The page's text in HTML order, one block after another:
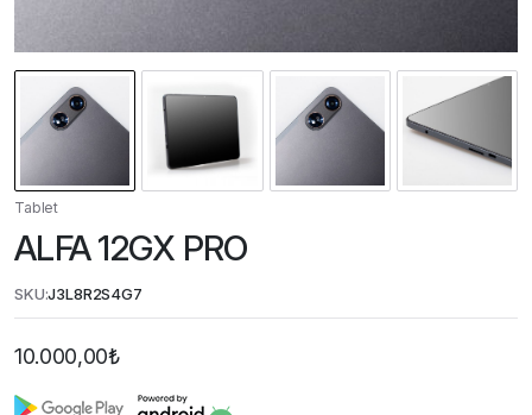
Tablet
ALFA 12GX PRO
SKU:J3L8R2S4G7
10.000,00₺